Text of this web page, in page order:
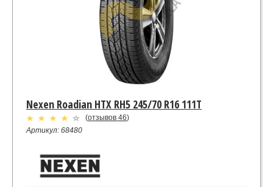
Nexen Roadian HTX RH5 245/70 R16 111T
(отзывов 46)
Артикул: 68480